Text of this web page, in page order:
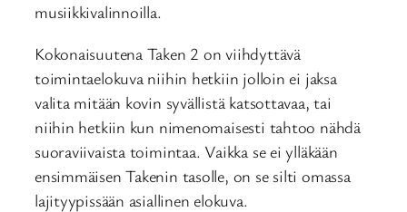
musiikkivalinnoilla.
Kokonaisuutena Taken 2 on viihdyttävä
toimintaelokuva niihin hetkiin jolloin ei jaksa
valita mitään kovin syvällistä katsottavaa, tai
niihin hetkiin kun nimenomaisesti tahtoo nähdä
suoraviivaista toimintaa. Vaikka se ei ylläkään
ensimmäisen Takenin tasolle, on se silti omassa
lajityypissään asiallinen elokuva.